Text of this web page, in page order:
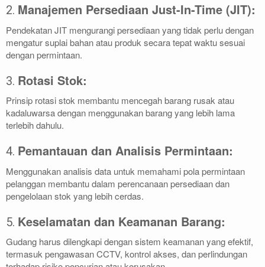
2. Manajemen Persediaan Just-In-Time (JIT):
Pendekatan JIT mengurangi persediaan yang tidak perlu dengan
mengatur suplai bahan atau produk secara tepat waktu sesuai
dengan permintaan.
3. Rotasi Stok:
Prinsip rotasi stok membantu mencegah barang rusak atau
kadaluwarsa dengan menggunakan barang yang lebih lama
terlebih dahulu.
4. Pemantauan dan Analisis Permintaan:
Menggunakan analisis data untuk memahami pola permintaan
pelanggan membantu dalam perencanaan persediaan dan
pengelolaan stok yang lebih cerdas.
5. Keselamatan dan Keamanan Barang:
Gudang harus dilengkapi dengan sistem keamanan yang efektif,
termasuk pengawasan CCTV, kontrol akses, dan perlindungan